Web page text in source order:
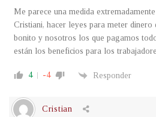
Me parece una medida
Cristiani, hacer leyes para meter
bonito y nosotros los que pagamos
están los beneficios para los
4 -4 Responder
Cristian